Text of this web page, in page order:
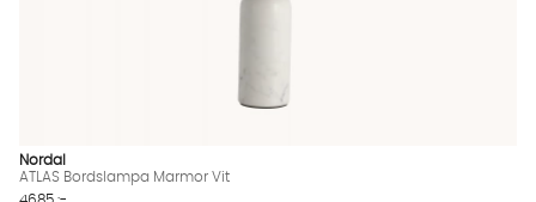
Nordal
ATLAS Bordslampa Marmor Vit